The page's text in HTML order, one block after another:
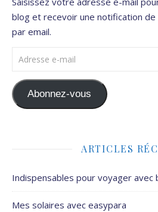
blog et recevoir une notification de
par email.
Adresse e-mail
Abonnez-vous
ARTICLES
Indispensables pour voyager avec
Mes solaires avec easypara